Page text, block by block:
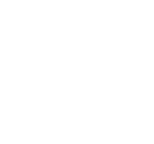
4 Cores, Miolo Com 60 Folhas
Elástico Para Lacre E
Trava Na Própria Capa, Cinco
Personalizado